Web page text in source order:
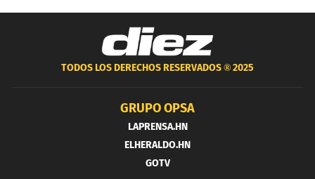
TODOS LOS DERECHOS RESERVADOS ®2025
GRUPO OPSA
LAPRENSA.HN
ELHERALDO.HN
GOTV